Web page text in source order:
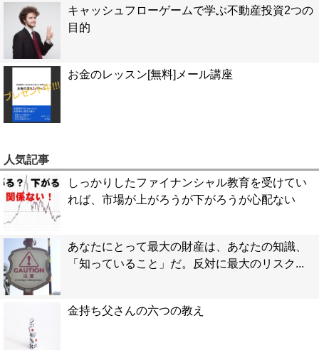
キャッシュフローゲームで学ぶ不動産投資2つの
目的
お金のレッスン[無料]メール講座
人気記事
しっかりしたファイナンシャル教育を受けてい
れば、市場が上がろうが下がろうが心配ない
あなたにとって最大の財産は、あなたの知識、
「知っていること」だ。反対に最大のリスク...
金持ち父さんの六つの教え